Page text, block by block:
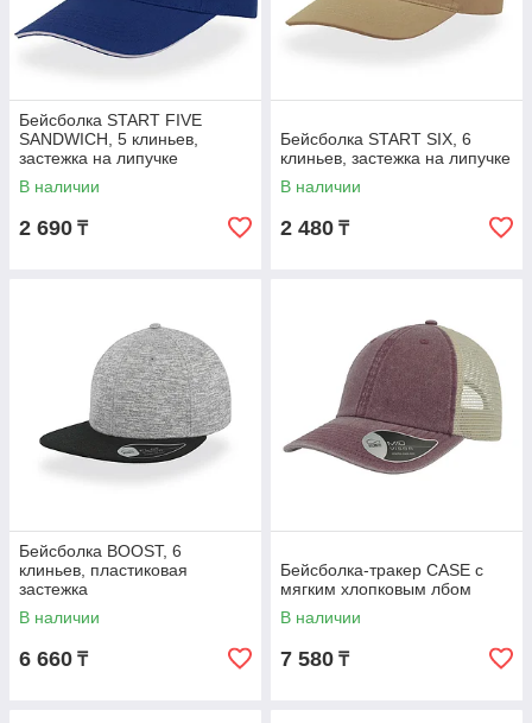
Бейсболка START FIVE
SANDWICH, 5 клиньев,
застежка на липучке
В наличии
2 690 ₸
Бейсболка START SIX, 6
клиньев, застежка на липучке
В наличии
2 480 ₸
Бейсболка BOOST, 6
клиньев, пластиковая
застежка
В наличии
6 660 ₸
Бейсболка-тракер CASE с
мягким хлопковым лбом
В наличии
7 580 ₸